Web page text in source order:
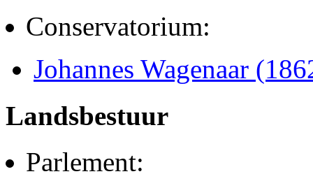
Conservatorium:
Johannes Wagenaar
Landsbestuur
Parlement: